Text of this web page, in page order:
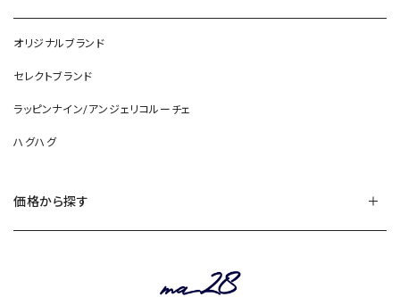
オリジナルブランド
セレクトブランド
ラッピンナイン/アンジェリコルーチェ
ハグハグ
価格から探す